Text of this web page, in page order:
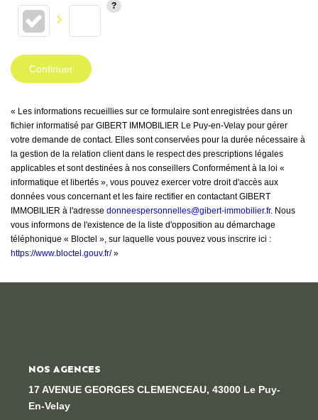
Continuer
« Les informations recueillies sur ce formulaire sont enregistrées dans un
fichier informatisé par GIBERT IMMOBILIER Le Puy-en-Velay pour gérer
votre demande de contact. Elles sont conservées pour la durée nécessaire à
la gestion de la relation client dans le respect des prescriptions légales
applicables et sont destinées à nos conseillers Conformément à la loi «
informatique et libertés », vous pouvez exercer votre droit d'accès aux
données vous concernant et les faire rectifier en contactant GIBERT
IMMOBILIER à l'adresse donneespersonnelles@gibert-immobilier.fr. Nous
vous informons de l'existence de la liste d'opposition au démarchage
téléphonique « Bloctel », sur laquelle vous pouvez vous inscrire ici :
https://www.bloctel.gouv.fr/»
NOS AGENCES
17 AVENUE GEORGES CLEMENCEAU, 43000 Le Puy-
En-Velay